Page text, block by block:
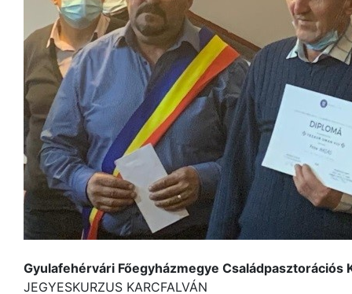
Gyulafehérvári Főegyházmegye Családpasztorációs
JEGYESKURZUS KARCFALVÁN